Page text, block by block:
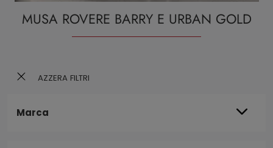
AZZERA FILTRI
Marca
MUSA ROVERE BARRY E URBAN GOLD